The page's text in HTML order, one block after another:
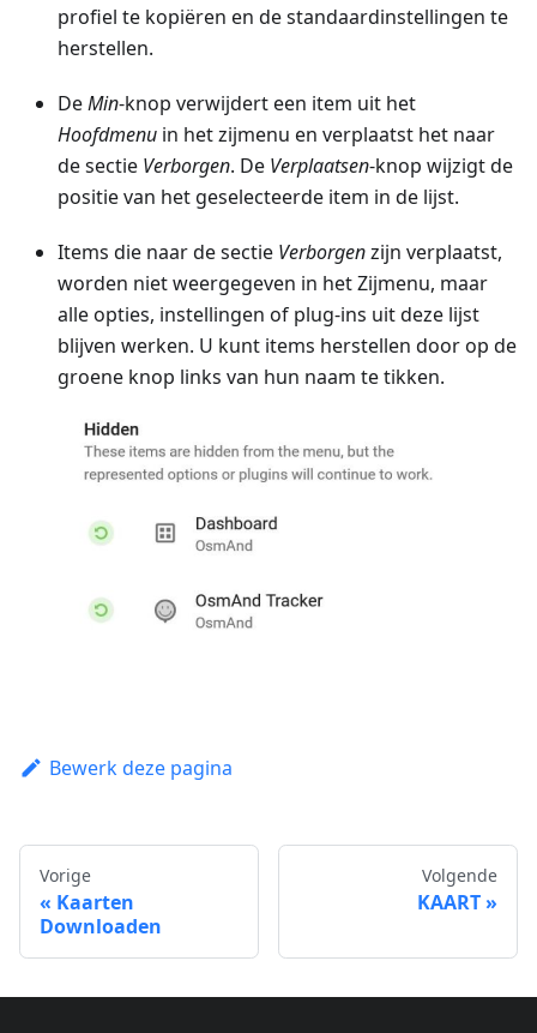
profiel te kopiëren en de standaardinstellingen te
herstellen.
DeMin-knop verwijdert een item uit het
Hoofdmenu in het zijmenu en verplaatst het naar
de sectie Verborgen. De Verplaatsen-knop wijzigt de
positie van het geselecteerde item in de lijst.
Items die naar de sectie Verborgenzijn verplaatst,
worden niet weergegeven in het Zijmenu, maar
alle opties, instellingen of plug-ins uit deze lijst
blijven werken. U kunt items herstellen door op de
groene knop links van hun naam te tikken.
Bewerk deze pagina
Vorige
Kaarten
Downloaden
Volgende
KAART